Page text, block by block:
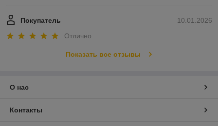
10.01.2026
Покупатель
Отлично
Показать все отзывы
О нас
Контакты